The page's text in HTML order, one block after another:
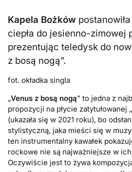
Kapela Bożków
ciepła do jesienno-zimowej
prezentując teledysk do
z bosą nogą”.
fot. okładka singla
„Venus z bosą nogą” to jedna z
propozycji na płycie zatytułowanej „
(ukazała się w 2021 roku), bo
stylistyczną, jaka mieści się w
ten instrumentalny kawałek
rockowe nie są najważniejsze w
Oczywiście jest to żywa